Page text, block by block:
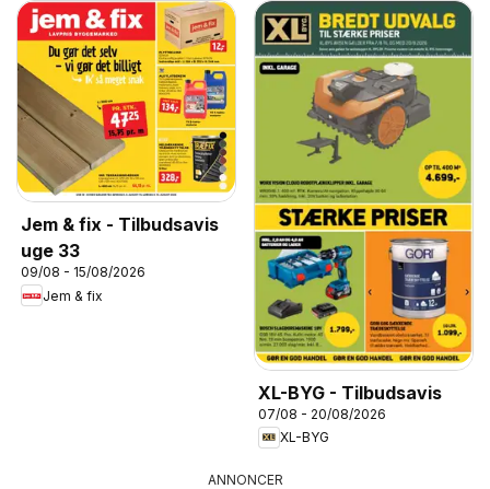
Jem & fix - Tilbudsavis
uge 33
09/08 - 15/08/2026
Jem & fix
XL-BYG - Tilbudsavis
07/08 - 20/08/2026
XL-BYG
ANNONCER